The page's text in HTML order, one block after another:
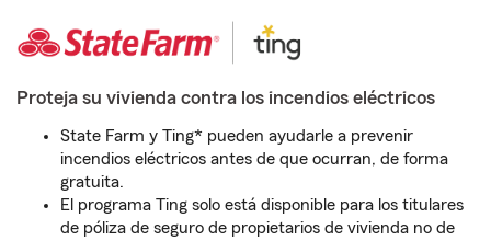
Proteja su vivienda contra los incendios eléctricos
State Farm y Ting* pueden ayudarle a prevenir
incendios eléctricos antes de que ocurran, de forma
gratuita.
El programa Ting solo está disponible para los titulares
de póliza de seguro de propietarios de vivienda no de